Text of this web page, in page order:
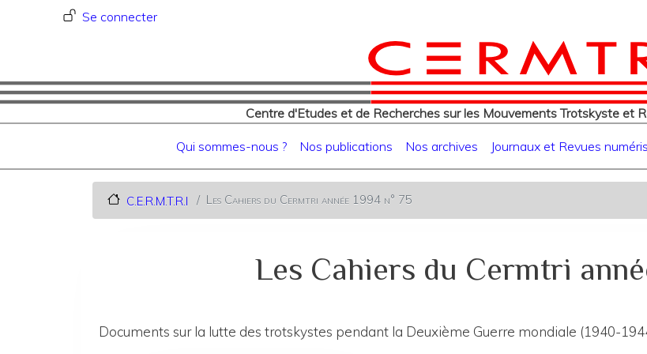
contenu
principal
Menu du compte de l'utilisateur
Se connecter
Centre d'Etudes et de Recherches sur les Mouvements Trotskyste et
Navigation principale
Qui sommes-nous ? Nos publications Nos archives Journaux et Revues
C.E.R.M.T.R.I Les Cahiers du Cermtri année 1994 n° 75
Les Cahiers du Cermtri
Documents sur la lutte des trotskystes pendant la Deuxième Guerre mondiale (1940-